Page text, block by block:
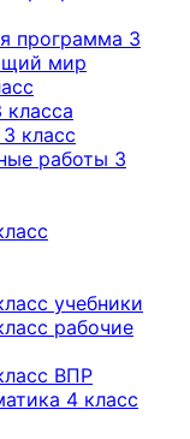
программа 3
мир
класс
работы 3
учебники
рабочие
ВПР
4 класс